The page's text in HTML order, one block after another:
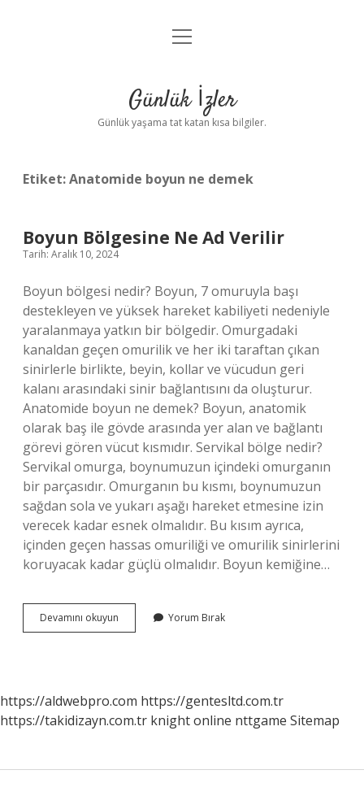
Anasayfa
Yasal Uyarı
menüyü
Günlük İzler
Günlük yaşama tat katan kısa bilgiler.
Etiket:Anatomide boyun ne demek
Boyun Bölgesine Ne Ad Verilir
Tarih: Aralık 10, 2024
Boyun bölgesi nedir? Boyun, 7 omuruyla başı
destekleyen ve yüksek hareket kabiliyeti nedeniyle
yaralanmaya yatkın bir bölgedir. Omurgadaki
kanaldan geçen omurilik ve her iki taraftan çıkan
sinirlerle birlikte, beyin, kollar ve vücudun geri
kalanı arasındaki sinir bağlantısını da oluşturur.
Anatomide boyun ne demek? Boyun, anatomik
olarak baş ile gövde arasında yer alan ve bağlantı
görevi gören vücut kısmıdır. Servikal bölge nedir?
Servikal omurga, boynumuzun içindeki omurganın
bir parçasıdır. Omurganın bu kısmı, boynumuzun
sağdan sola ve yukarı aşağı hareket etmesine izin
verecek kadar esnek olmalıdır. Bu kısım ayrıca,
içinden geçen hassas omuriliği ve omurilik sinirlerini
koruyacak kadar güçlü olmalıdır. Boyun kemiğine…
Devamını okuyun
Bölgesine
Yorum Bırak
https://aldwebpro.com https://gentesltd.com.tr
https://takidizayn.com.tr knight online nttgame Sitemap